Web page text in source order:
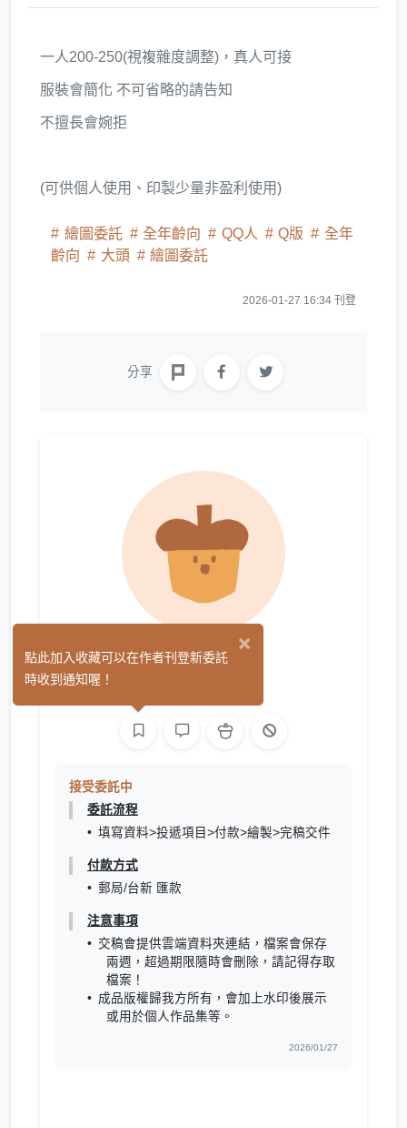
一人200-250(視複雜度調整)，真人可接
服裝會簡化 不可省略的請告知
不擅長會婉拒
(可供個人使用、印製少量非盈利使用)
繪圖委託 全年齡向 QQ人 Q版
全年
齡向
大頭 繪圖委託
2026-01-27 16:34 刊登
分享
捲juan
接受委託中
委託流程
填寫資料>投遞項目>付款>繪製>完稿交件
付款方式
郵局/台新 匯款
注意事項
交稿會提供雲端資料夾連結，檔案會保存
兩週，超過期限隨時會刪除，請記得存取
檔案！
成品版權歸我方所有，會加上水印後展示
或用於個人作品集等。
2026/01/27
×
點此加入收藏可以在作者刊登新委託
時收到通知喔！